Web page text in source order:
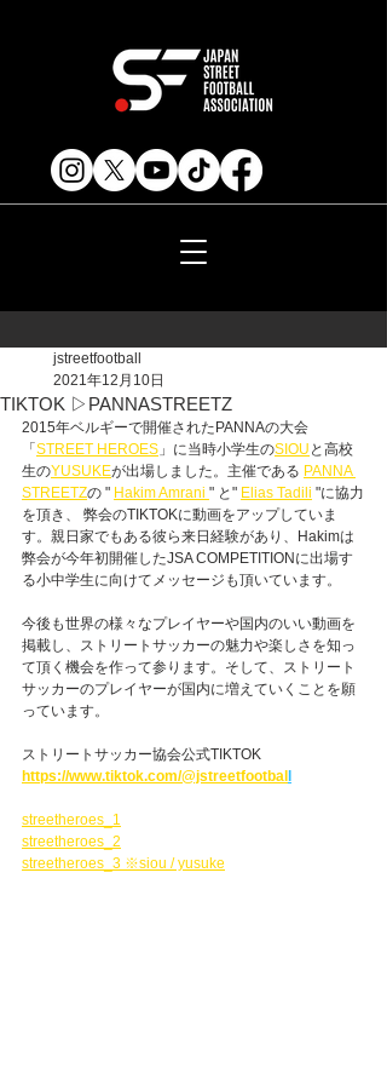
TIKTOK ▷PANNASTREETZ
jstreetfootball
2021年12月10日
2015年ベルギーで開催されたPANNAの大会
「 STREET HEROES 」に当時小学生のSIOU と高校
生のYUSUKEが出場しました。主催である PANNA
STREETZの " Hakim Amrani " と" Elias Tadili "に協力
を頂き、
弊会のTIKTOKに動画をアップしていま
す。親日家でもある彼ら来日経験があり、Hakimは
弊会が今年初開催したJSA COMPETITIONに出場す
る小中学生に向けてメッセージも頂いています。
今後も世界の様々なプレイヤーや国内のいい動画を
掲載し、ストリートサッカーの魅力や楽しさを知っ
て頂く機会を作って参ります。そして、ストリート
サッカーのプレイヤーが国内に増えていくことを願
っています。
ストリートサッカー協会公式TIKTOK
https://www.tiktok.com/@jstreetfootbal
streetheroes_1
streetheroes_2
streetheroes_3 ※siou / yusuke